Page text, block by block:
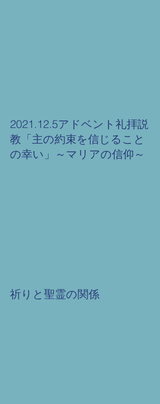
2021.12.5アドベント礼拝説
教「主の約束を信じること
の幸い」～マリアの信仰～
祈りと聖霊の関係